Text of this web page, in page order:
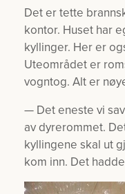
Det er tette
kontor. Huset har
kyllinger. Her er
Uteområdet er
vogntog. Alt er
— Det eneste vi
av dyrerommet.
kyllingene skal ut
kom inn. Det